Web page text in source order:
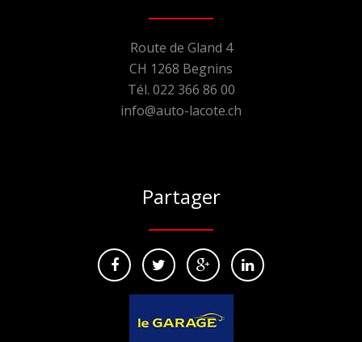
Route de Gland 4
CH 1268 Begnins
Tél. 022 366 86 00
info@auto-lacote.ch
Partager